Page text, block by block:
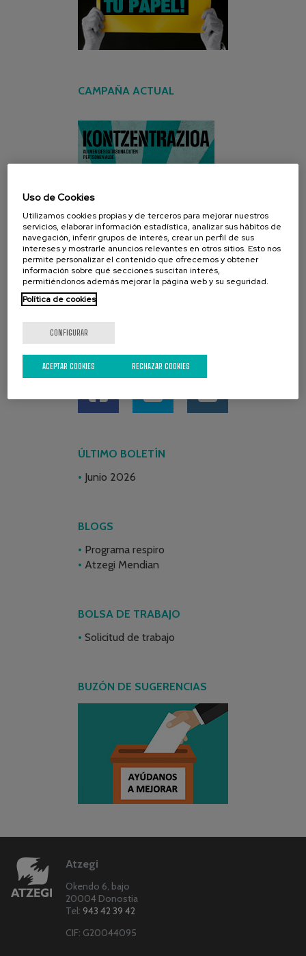
CAMPAÑA ACTUAL
REDES SOCIALES
ÚLTIMO BOLETÍN
Junio 2026
BLOGS
Programa respiro
Atzegi Mendian
BOLSA DE TRABAJO
Solicitud de trabajo
BUZÓN DE SUGERENCIAS
Atzegi
Okendo 6, bajo
20004 Donostia
Tel: 943 42 39 42
CIF: G20044095
Uso de Cookies
Utilizamos cookies propias y de terceros para mejorar nuestros
servicios, elaborar información estadística, analizar sus hábitos de
navegación, inferir grupos de interés, crear un perfil de sus
intereses y mostrarle anuncios relevantes en otros sitios. Esto nos
permite personalizar el contenido que ofrecemos y obtener
información sobre qué secciones suscitan interés,
permitiéndonos además mejorar la página web y su seguridad.
Política de cookies
CONFIGURAR
RECHAZAR COOKIES
ACEPTAR COOKIES